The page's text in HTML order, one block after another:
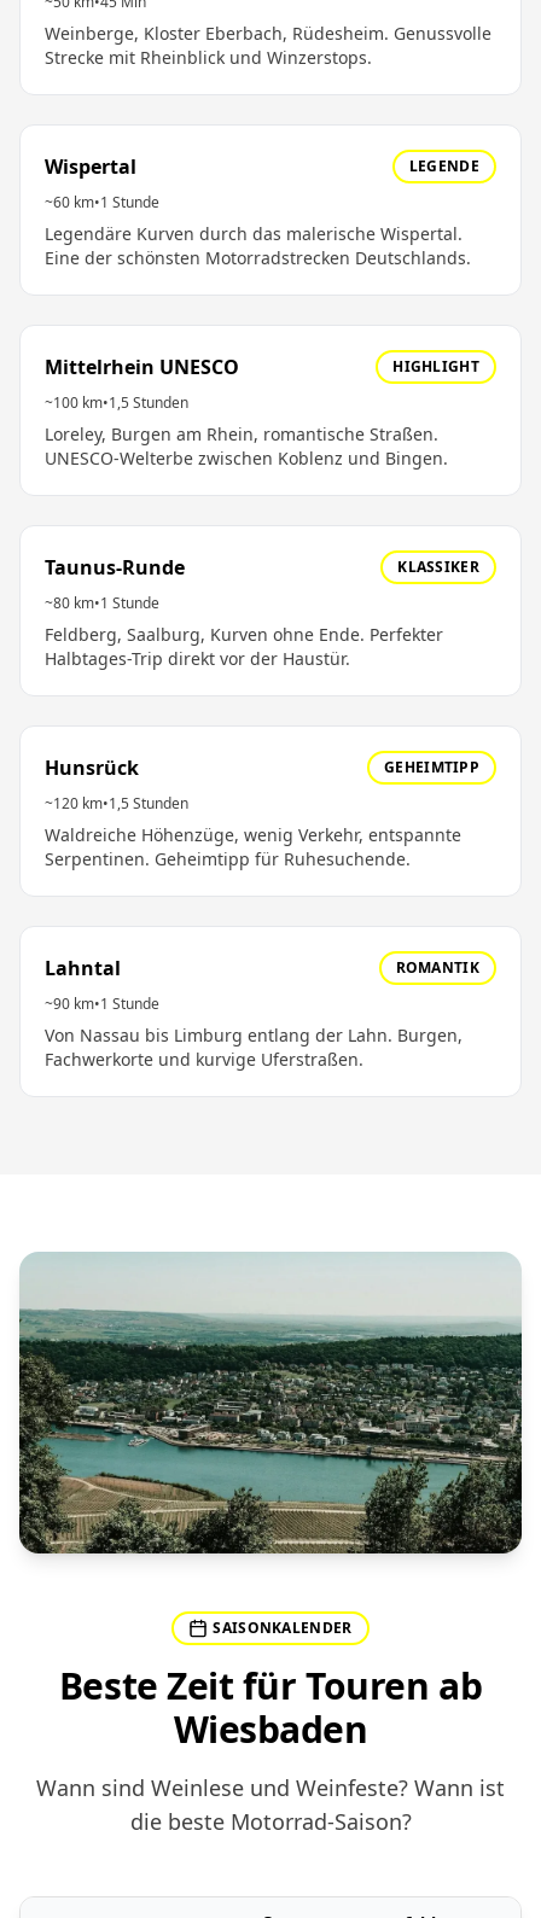
Weinberge, Kloster Eberbach, Rüdesheim. Genussvolle
Strecke mit Rheinblick und Winzerstops.
Wispertal
LEGENDE
~60 km•1 Stunde
Legendäre Kurven durch das malerische Wispertal.
Eine der schönsten Motorradstrecken Deutschlands.
Mittelrhein UNESCO
HIGHLIGHT
~100 km•1,5 Stunden
Loreley, Burgen am Rhein, romantische Straßen.
UNESCO-Welterbe zwischen Koblenz und Bingen.
Taunus-Runde
KLASSIKER
~80 km•1 Stunde
Feldberg, Saalburg, Kurven ohne Ende. Perfekter
Halbtages-Trip direkt vor der Haustür.
Hunsrück
GEHEIMTIPP
~120 km•1,5 Stunden
Waldreiche Höhenzüge, wenig Verkehr, entspannte
Serpentinen. Geheimtipp für Ruhesuchende.
Lahntal
ROMANTIK
~90 km•1 Stunde
Von Nassau bis Limburg entlang der Lahn. Burgen,
Fachwerkorte und kurvige Uferstraßen.
SAISONKALENDER
Beste Zeit für Touren ab
Wiesbaden
Wann sind Weinlese und Weinfeste? Wann ist
die beste Motorrad-Saison?